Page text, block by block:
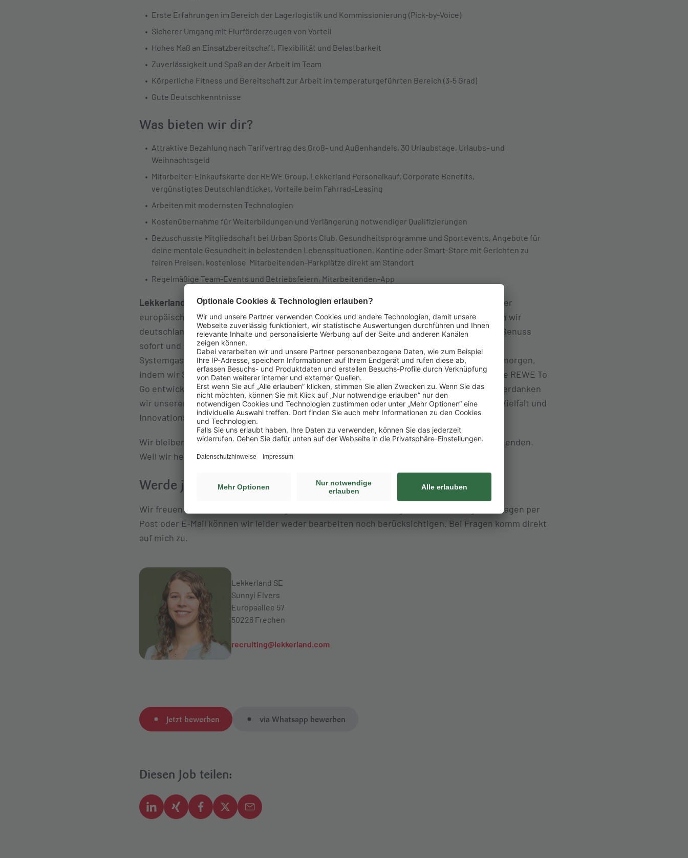
Erste Erfahrungen im Bereich der Lagerlogistik und Kommissionierung (Pick-by-Voice)
Sicherer Umgang mit Flurförderzeugen von Vorteil
Hohes Maß an Einsatzbereitschaft, Flexibilität und Belastbarkeit
Zuverlässigkeit und Spaß an der Arbeit im Team
Körperliche Fitness und Bereitschaft zur Arbeit im temperaturgeführten Bereich (3-5 Grad)
Gute Deutschkenntnisse
Was bieten wir dir?
Attraktive Bezahlung nach Tarifvertrag des Groß- und Außenhandels, 30 Urlaubstage, Urlaubs- und
Weihnachtsgeld
Mitarbeiter-Einkaufskarte der REWE Group, Lekkerland Personalkauf, Corporate Benefits,
vergünstigtes Deutschlandticket, Vorteile beim Fahrrad-Leasing
Arbeiten mit modernsten Technologien
Kostenübernahme für Weiterbildungen und Verlängerung notwendiger Qualifizierungen
Bezuschusste Mitgliedschaft bei Urban Sports Club, Gesundheitsprogramme und Sportevents, Angebote für
deine mentale Gesundheit in belastenden Lebenssituationen, Kantine oder Smart-Store mit Gerichten zu
fairen Preisen, kostenlose Mitarbeitenden-Parkplätze direkt am Standort ​
Regelmäßige Team-Events und Betriebsfeiern, Mitarbeitenden-App
Lekkerland , ein Teil derREWE Group, ist der Spezialist für die Unterwegsversorgung in vier
europäischen Ländern. Als Großhandels-, Dienstleistungs- und Logistikpartner versorgen wir
deutschlandweit rund 40.000 Verkaufsstellen unserer Kund:innen mit Produkten für den Genuss
sofort und später, darunter Tankstellen, Kioske, Convenience Stores, Ladeparks und die
Systemgastronomie. Das ist längst nicht alles: Wir gestalten den Unterwegskonsum von morgen,
indem wir Sortimente, Foodservice-Konzepte, technische Lösungen und Shopformate wie REWE To
Go entwickeln, die dem Zeitgeist der mobilen Gesellschaft entsprechen. Unseren Erfolg verdanken
wir unseren rund 3.800 Mitarbeitenden, die mit ihrem Know-how und Engagement, ihrer Vielfalt und
Innovationskraft ein starkes, einzigartiges Team bilden..
Wir bleiben nicht stehen, sondern schaffen Zukunft – für unsere Kund:innen und Mitarbeitenden.
Weil wir heute schon das Morgen denken.
Werde jetzt ein Teil von uns
Wir freuen uns auf deine Bewerbung über das Online-Bewerbungstool. Bewerbungsunterlagen per
Post oder E-Mail können wir leider weder bearbeiten noch berücksichtigen. Bei Fragen komm direkt
auf mich zu.
Lekkerland SE
Sunnyi Elvers
Europaallee 57
50226 Frechen
recruiting@lekkerland.com
Jetzt bewerben via Whatsapp bewerben
Diesen Job teilen: